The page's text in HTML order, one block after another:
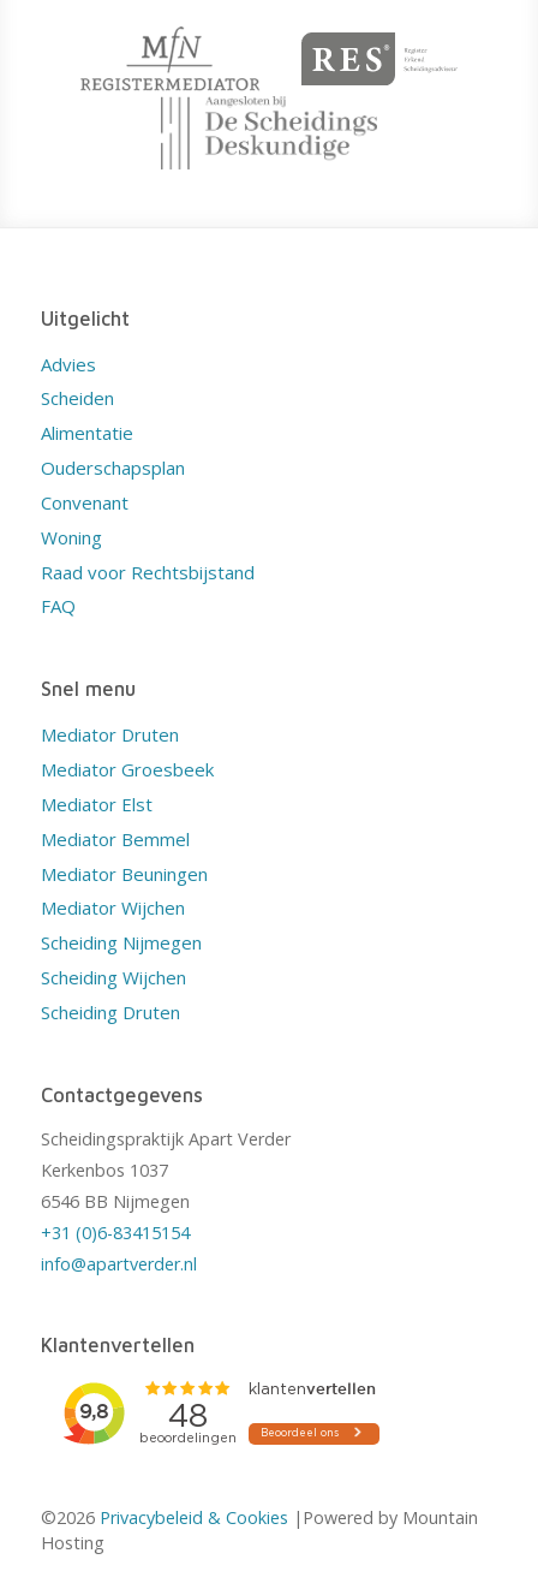
Uitgelicht
Advies
Scheiden
Alimentatie
Ouderschapsplan
Convenant
Woning
Raad voor Rechtsbijstand
FAQ
Snel menu
Mediator Druten
Mediator Groesbeek
Mediator Elst
Mediator Bemmel
Mediator Beuningen
Mediator Wijchen
Scheiding Nijmegen
Scheiding Wijchen
Scheiding Druten
Contactgegevens
Scheidingspraktijk Apart Verder
Kerkenbos 1037
6546 BB Nijmegen
+31 (0)6-83415154
info@apartverder.nl
Klantenvertellen
©2026 Privacybeleid & Cookies |Powered by Mountain
Hosting